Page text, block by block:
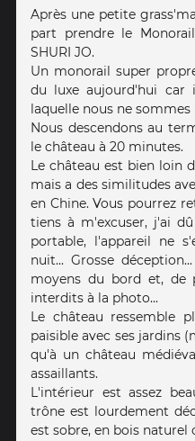
Après une petite
part prendre le
SHURI JO.
Un monorail super
du luxe aujourd'hui
laquelle nous ne sommes
Nous descendons au
le château à 20 minutes.
Le château est bien loin
mais a des similitudes
en Chine. Vous pourrez
tiens à m'excuser, j'ai
portable, l'appareil ne
nuit... Grosse
moyens du bord et, de
interdits à la photo...
Le château ressemble
paisible avec ses jardins
qu'à un château
assaillants.
L'intérieur est assez
trône est lourdement
est sobre, en bois naturel